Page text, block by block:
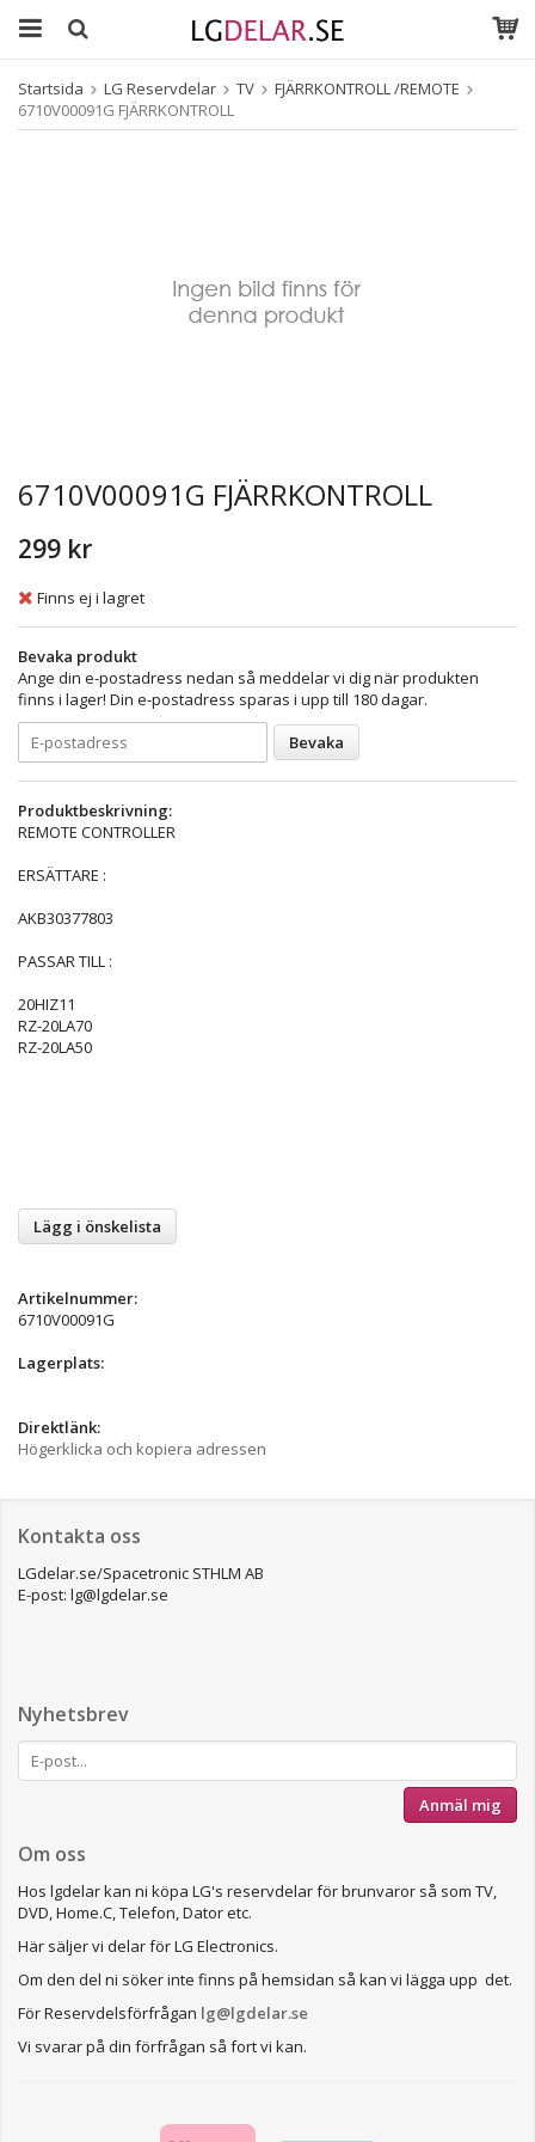
Startsida LG Reservdelar TV
FJÄRRKONTROLL /REMOTE
6710V00091G FJÄRRKONTROLL
6710V00091G FJÄRRKONTROLL
299 kr
Finns ej i lagret
Bevaka produkt
Ange din e-postadress nedan så meddelar vi dig när produkten
finns i lager! Din e-postadress sparas i upp till 180 dagar.
Bevaka
Produktbeskrivning:
REMOTE CONTROLLER
ERSÄTTARE :
AKB30377803
PASSAR TILL :
20HIZ11
RZ-20LA70
RZ-20LA50
Lägg i önskelista
Artikelnummer:
6710V00091G
Lagerplats:
Direktlänk:
Högerklicka och kopiera adressen
Kontakta oss
LGdelar.se/Spacetronic STHLM AB
E-post: lg@lgdelar.se
Nyhetsbrev
Anmäl mig
Om oss
Hos lgdelar kan ni köpa LG's reservdelar för brunvaror så som TV,
DVD, Home.C, Telefon, Dator etc.
Här säljer vi delar för LG Electronics.
Om den del ni söker inte finns på hemsidan så kan vi lägga upp det.
För Reservdelsförfrågan lg@lgdelar.se
Vi svarar på din förfrågan så fort vi kan.